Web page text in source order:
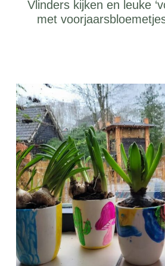
Vlinders kijken en leuke
met